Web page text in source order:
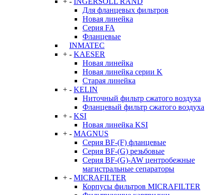
Для фланцевых фильтров
Новая линейка
Серия FA
Фланцевые
INMATEC
+ - KAESER
Новая линейка
Новая линейка серии K
Старая линейка
+ - KELIN
Ниточный фильтр сжатого воздуха
Фланцевый фильтр сжатого воздуха
+ - KSI
Новая линейка KSI
+ - MAGNUS
Серия BF-(F) фланцевые
Серия BF-(G) резьбовые
Серия BF-(G)-AW центробежные
магистральные сепараторы
+ - MICRAFILTER
Корпусы фильтров MICRAFILTER